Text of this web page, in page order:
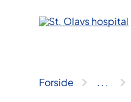
Forside .. .